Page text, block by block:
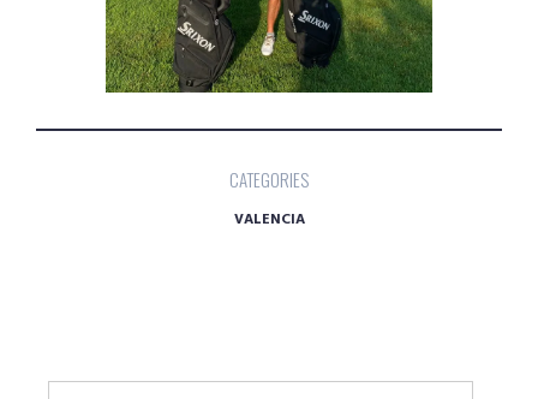
CATEGORIES
VALENCIA